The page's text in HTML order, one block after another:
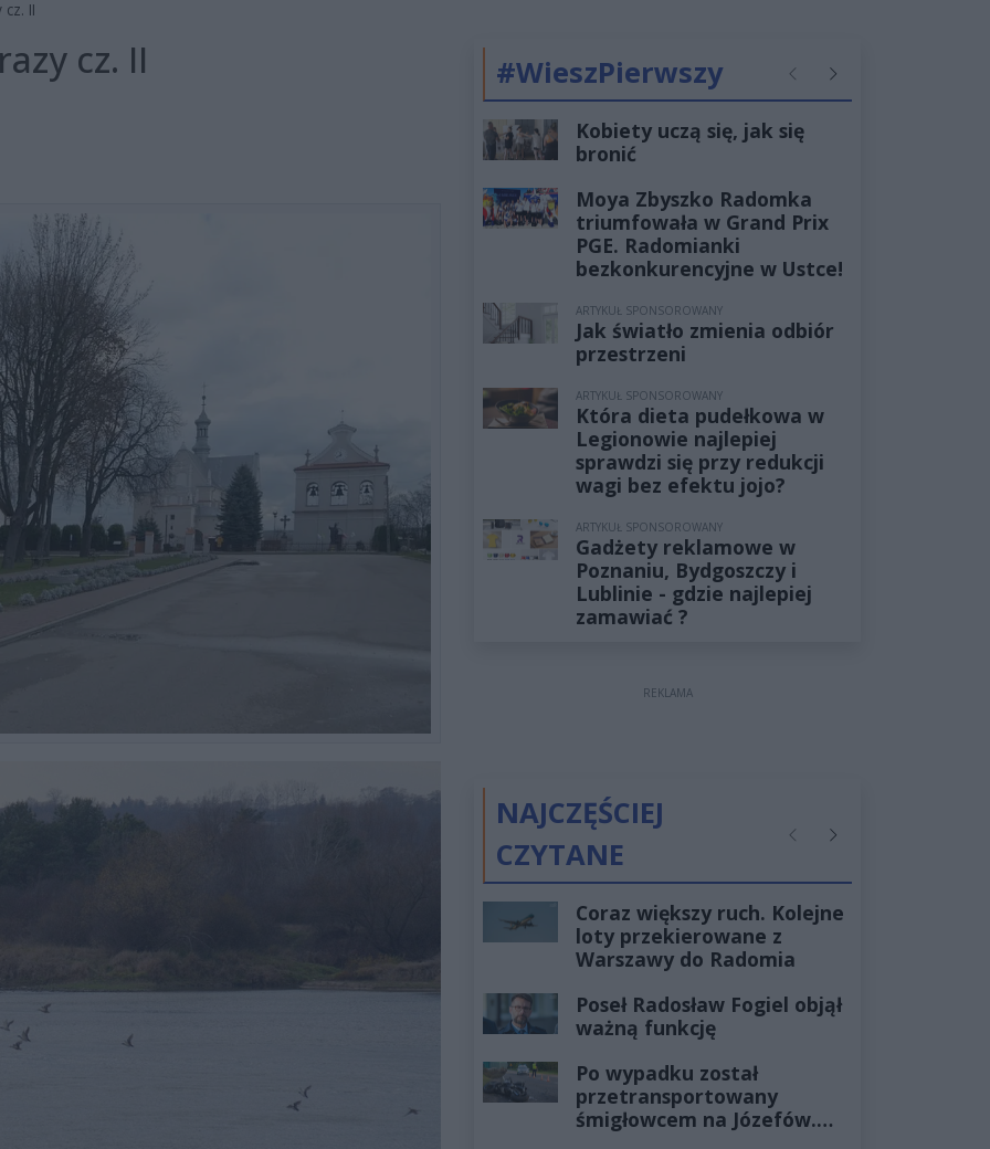
II
cz. II #WieszPierwszy PoprzednieNastępne
Kobiety uczą się, jak się
bronić
Moya Zbyszko Radomka
triumfowała w Grand Prix
PGE. Radomianki
bezkonkurencyjne w Ustce!
ARTYKUŁ SPONSOROWANY
Jak światło zmienia odbiór
przestrzeni
ARTYKUŁ SPONSOROWANY
Która dieta pudełkowa w
Legionowie najlepiej
sprawdzi się przy redukcji
wagi bez efektu jojo?
ARTYKUŁ SPONSOROWANY
Gadżety reklamowe w
Poznaniu, Bydgoszczy i
Lublinie - gdzie najlepiej
zamawiać ?
REKLAMA
NAJCZĘŚCIEJ
CZYTANE
PoprzednieNastępne
Coraz większy ruch. Kolejne
loty przekierowane z
Warszawy do Radomia
Poseł Radosław Fogiel objął
ważną funkcję
Po wypadku został
przetransportowany
śmigłowcem na Józefów.